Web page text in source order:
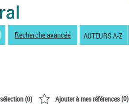
Recherche avancée AUTEURS A-Z
(0) Ajouter à mes références(0)